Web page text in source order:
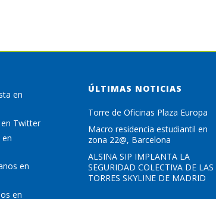
en
Twitter
en
en
ÚLTIMAS NOTICIAS
Torre de Oficinas Plaza Europa
Macro residencia estudiantil en
zona 22@, Barcelona
ALSINA SIP IMPLANTA LA
SEGURIDAD COLECTIVA DE LAS
TORRES SKYLINE DE MADRID